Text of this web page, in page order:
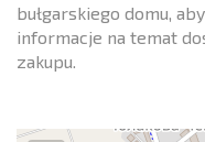
bułgarskiego domu,
informacje na temat
zakupu.